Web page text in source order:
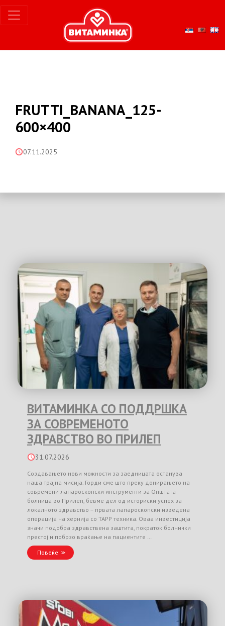
FRUTTI_BANANA_125-
600×400
07.11.2025
ВИТАМИНКА СО ПОДДРШКА
ЗА СОВРЕМЕНОТО
ЗДРАВСТВО ВО ПРИЛЕП
31.07.2026
Создавањето нови можности за заедницата останува
наша трајна мисија. Горди сме што преку донирањето на
современи лапароскопски инструменти за Општата
болница во Прилеп, бевме дел од историски успех за
локалното здравство – првата лапароскопски изведена
операција на хернија со TAPP техника. Оваа инвестиција
значи подобра здравствена заштита, пократок болнички
престој и побрзо враќање на пациентите …
Повеќе